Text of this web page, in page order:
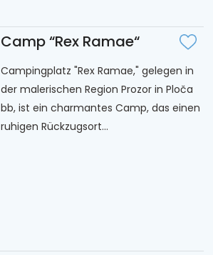
Camp “Rex Ramae“
Campingplatz "Rex Ramae," gelegen in
der malerischen Region Prozor in Ploča
bb, ist ein charmantes Camp, das einen
ruhigen Rückzugsort...